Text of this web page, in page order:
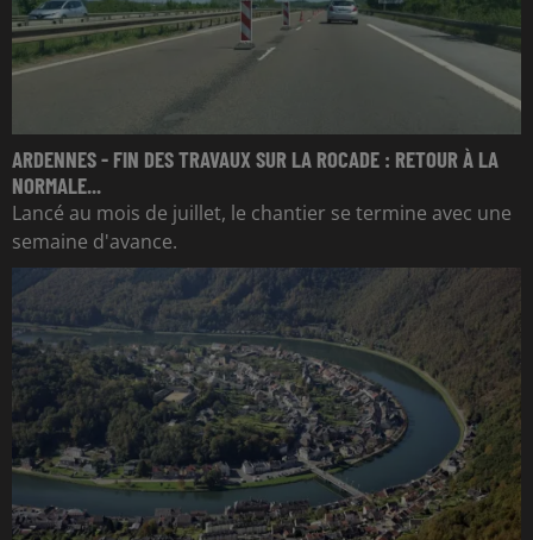
ARDENNES - FIN DES TRAVAUX SUR LA ROCADE : RETOUR À LA
NORMALE...
Lancé au mois de juillet, le chantier se termine avec une
semaine d'avance.